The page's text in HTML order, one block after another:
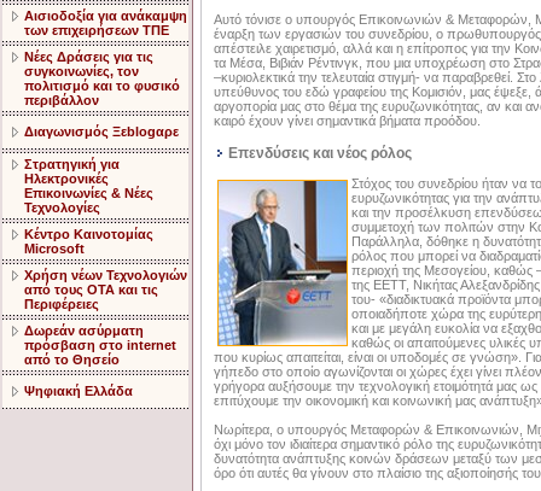
Αισιοδοξία για ανάκαμψη
των επιχειρήσεων ΤΠΕ
Nέες Δράσεις για τις
συγκοινωνίες, τον
πολιτισμό και το φυσικό
περιβάλλον
Διαγωνισμός Ξεblogαρε
Στρατηγική για
Ηλεκτρονικές
Επικοινωνίες & Νέες
Τεχνολογίες
Κέντρο Καινοτομίας
Microsoft
Χρήση νέων Τεχνολογιών
από τους ΟΤΑ και τις
Περιφέρειες
Δωρεάν ασύρματη
πρόσβαση στο internet
από το Θησείο
Ψηφιακή Ελλάδα
Αυτό τόνισε ο υπουργός Επικοινωνιών & Μεταφορών,
έναρξη των εργασιών του συνεδρίου, ο
απέστειλε χαιρετισμό, αλλά και η επίτροπος για την
τα Μέσα, Βιβιάν Ρέντινγκ, που μια υποχρέωση στο
–κυριολεκτικά την τελευταία στιγμή- να παραβρεθεί.
υπεύθυνος του εδώ γραφείου της Κομισιόν, μας έψεξε,
αργοπορία μας στο θέμα της ευρυζωνικότητας, αν και
καιρό έχουν γίνει σημαντικά βήματα προόδου.
Επενδύσεις και νέος ρόλος
Στόχος του συνεδρίου ήταν να
ευρυζωνικότητας για την
και την προσέλκυση
συμμετοχή των πολιτών στην
Παράλληλα, δόθηκε η
ρόλος που μπορεί να
περιοχή της Μεσογείου, καθώς
της ΕΕΤΤ, Νικήτας
του- «διαδικτυακά προϊόντα
οποιαδήποτε χώρα της
και με μεγάλη ευκολία να
καθώς οι απαιτούμενες υλικές
που κυρίως απαιτείται, είναι οι υποδομές σε γνώση».
γήπεδο στο οποίο αγωνίζονται οι χώρες έχει γίνει
γρήγορα αυξήσουμε την τεχνολογική ετοιμότητά μας
επιτύχουμε την οικονομική και κοινωνική μας
Νωρίτερα, ο υπουργός Μεταφορών & Επικοινωνιών,
όχι μόνο τον ιδιαίτερα σημαντικό ρόλο της
δυνατότητα ανάπτυξης κοινών δράσεων μεταξύ των
όρο ότι αυτές θα γίνουν στο πλαίσιο της αξιοποίησής